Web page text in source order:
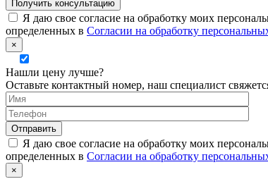
Я даю свое согласие на обработку моих
определенных в Согласии на обработку
×
Нашли цену лучше?
Оставьте контактный номер, наш специалист
Я даю свое согласие на обработку моих
определенных в Согласии на обработку
×